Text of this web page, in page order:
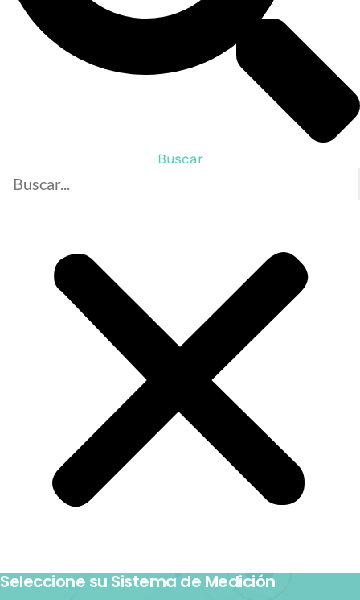
Buscar
Seleccione su Sistema de Medición